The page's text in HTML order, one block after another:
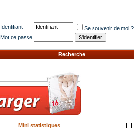
Identifiant
Se souvenir de moi ?
Mot de passe
Recherche
Mini statistiques